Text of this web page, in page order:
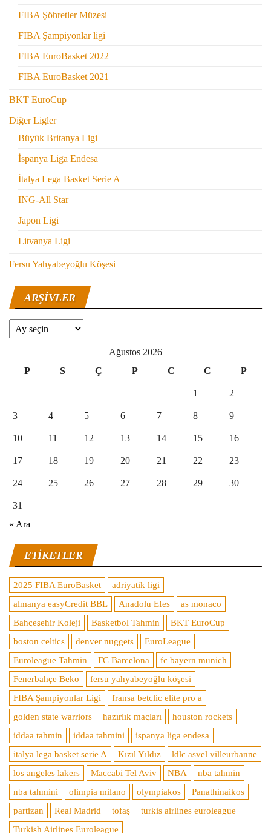
FIBA Şöhretler Müzesi
FIBA Şampiyonlar ligi
FIBA EuroBasket 2022
FIBA EuroBasket 2021
BKT EuroCup
Diğer Ligler
Büyük Britanya Ligi
İspanya Liga Endesa
İtalya Lega Basket Serie A
ING-All Star
Japon Ligi
Litvanya Ligi
Fersu Yahyabeyoğlu Köşesi
ARŞIVLER
Arşivler
Ağustos 2026
P
S Ç P C C P
1 2
3 4 5 6 7 8 9
10 11 12 13 14 15 16
17 18 19 20 21 22 23
24 25 26 27 28 29 30
31
« Ara
ETIKETLER
2025 FIBA EuroBasket
adriyatik ligi
almanya easyCredit BBL
Anadolu Efes
as monaco
Bahçeşehir Koleji
Basketbol Tahmin
BKT EuroCup
boston celtics
denver nuggets
EuroLeague
Euroleague Tahmin
FC Barcelona
fc bayern munich
Fenerbahçe Beko
fersu yahyabeyoğlu köşesi
FIBA Şampiyonlar Ligi
fransa betclic elite pro a
golden state warriors
hazırlık maçları
houston rockets
iddaa tahmin
iddaa tahmini
ispanya liga endesa
italya lega basket serie A
Kızıl Yıldız
ldlc asvel villeurbanne
los angeles lakers
Maccabi Tel Aviv NBA
nba tahmin
nba tahmini
olimpia milano olympiakos
Panathinaikos
partizan
Real Madrid tofaş
turkis airlines euroleague
Turkish Airlines Euroleague